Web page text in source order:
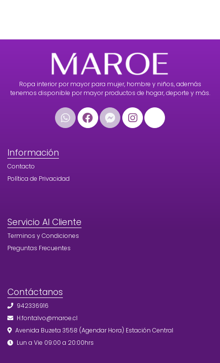
Ropa interior por mayor para mujer, hombre y niños, además
tenemos disponible por mayor productos de hogar, deporte y más.
Información
Contacto
Política de Privacidad
Servicio Al Cliente
Terminos y Condiciones
Preguntas Frecuentes
Contáctanos
942336916
H.fontalvo@maroe.cl
Avenida Buzeta 3558 (Agendar Hora) Estación Central
Lun a Vie 09:00 a 20:00hrs